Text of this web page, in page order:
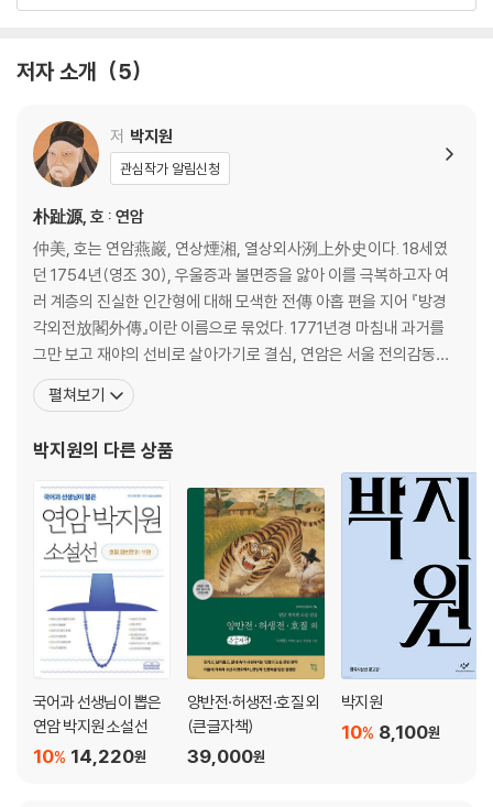
허생 許生
허생 뒷이야기 2
열녀함양박씨전 烈女咸陽朴氏傳
해설 《박지원 소설집》을 읽는 즐거움
저자 소개 5
저 박지원
관심작가 알림신청
朴趾源, 호 : 연암
仲美, 호는 연암燕巖, 연상煙湘, 열상외사洌上外史이다. 18세였
던 1754년(영조 30), 우울증과 불면증을 앓아 이를 극복하고자 여
러 계층의 진실한 인간형에 대해 모색한 전傳 아홉 편을 지어 『방경
각외전放閣外傳』이란 이름으로 묶었다. 1771년경 마침내 과거를
그만 보고 재야의 선비로 살아가기로 결심, 연암은 서울 전의감동典
醫監洞(지금의 종로구 견지동)에 은거하며 벗 홍대용洪大容 및 문
하생 이덕무李德懋·박제가朴齊家·유득공柳得恭·이서구李書九
게 창조하자’는 말로 집약되는 자신의 문학론을 확립하고, 참신한 소
품小品 산
펼쳐보기
박지원의 다른 상품
국어과 선생님이 뽑은
연암 박지원 소설선
14,220원
10%
양반전·허생전·호질 외
(큰글자책)
39,000원
박지원
8,100원
10%